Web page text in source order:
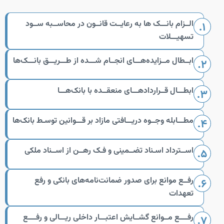
الــزام بانـــک ها به رعایــت قانــون در محاســبه ســود
تسهیـــلات
ابــطال مــزایده‌هـــای انجــام شـــده از طـــریـــق بانـــک‌ها
ابطـــال قــراردادهـــای منعقــده با بانک‌هـــا
مطـــابله وجــوه دریـــافتی مازاد بر قـــوانین توسـط بانک‌ها
اســترداد اسـناد تضــمینی و فـک رهــن از اســناد ملکی
رفــع موانع برای صدور ضمانت‌نامه‌های بانکی و رفع
تعهدات
رفــــع مــوانع گشــایش اعتبـــار داخلی ریـــالی و رفــــع